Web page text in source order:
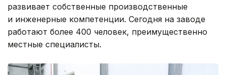
развивает собственные производственные
и инженерные компетенции. Сегодня на заводе
работают более 400 человек, преимущественно
местные специалисты.